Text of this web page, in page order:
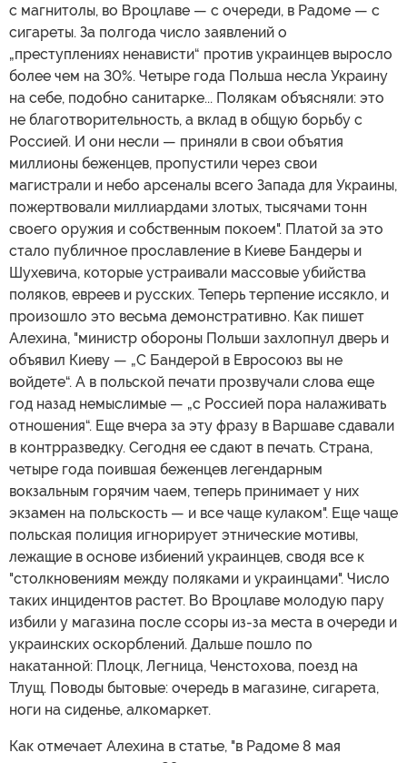
с магнитолы, во Вроцлаве — с очереди, в Радоме — с
сигареты. За полгода число заявлений о
„преступлениях ненависти“ против украинцев выросло
более чем на 30%. Четыре года Польша несла Украину
на себе, подобно санитарке... Полякам объясняли: это
не благотворительность, а вклад в общую борьбу с
Россией. И они несли — приняли в свои объятия
миллионы беженцев, пропустили через свои
магистрали и небо арсеналы всего Запада для Украины,
пожертвовали миллиардами злотых, тысячами тонн
своего оружия и собственным покоем". Платой за это
стало публичное прославление в Киеве Бандеры и
Шухевича, которые устраивали массовые убийства
поляков, евреев и русских. Теперь терпение иссякло, и
произошло это весьма демонстративно. Как пишет
Алехина, "министр обороны Польши захлопнул дверь и
объявил Киеву — „С Бандерой в Евросоюз вы не
войдете“. А в польской печати прозвучали слова еще
год назад немыслимые — „с Россией пора налаживать
отношения“. Еще вчера за эту фразу в Варшаве сдавали
в контрразведку. Сегодня ее сдают в печать. Страна,
четыре года поившая беженцев легендарным
вокзальным горячим чаем, теперь принимает у них
экзамен на польскость — и все чаще кулаком". Еще чаще
польская полиция игнорирует этнические мотивы,
лежащие в основе избиений украинцев, сводя все к
"столкновениям между поляками и украинцами". Число
таких инцидентов растет. Во Вроцлаве молодую пару
избили у магазина после ссоры из-за места в очереди и
украинских оскорблений. Дальше пошло по
накатанной: Плоцк, Легница, Ченстохова, поезд на
Тлущ. Поводы бытовые: очередь в магазине, сигарета,
ноги на сиденье, алкомаркет.
Как отмечает Алехина в статье, "в Радоме 8 мая